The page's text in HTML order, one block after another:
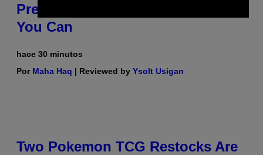
Prerolls, Flower, and More While
You Can
hace 30 minutos
Por Maha Haq | Reviewed by Ysolt Usigan
Two Pokemon TCG Restocks Are